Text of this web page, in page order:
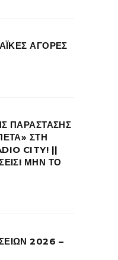
ΑΓΟΡΕΣ
ΠΑΡΑΣΤΑΣΗΣ
ΣΤΗ
CITY! ||
ΜΗΝ ΤΟ
2026 –